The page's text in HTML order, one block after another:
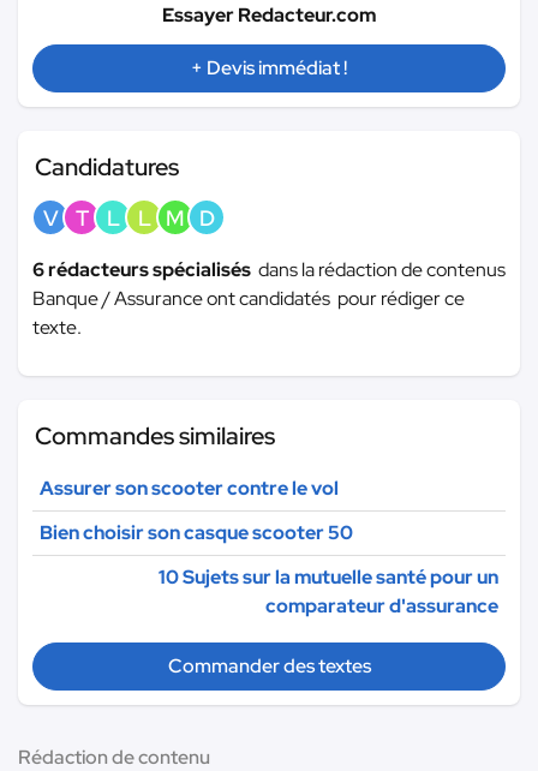
Essayer Redacteur.com
+ Devis immédiat !
Candidatures
V T L L M D
6 rédacteurs spécialisés dans la rédaction de contenus
Banque / Assurance ont candidatés pour rédiger ce
texte.
Commandes similaires
Assurer son scooter contre le vol
Bien choisir son casque scooter 50
10 Sujets sur la mutuelle santé pour un
comparateur d'assurance
Commander des textes
Rédaction de contenu